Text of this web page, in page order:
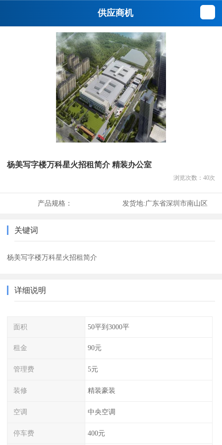
供应商机
杨美写字楼万科星火招租简介 精装办公室
浏览次数： 40次
产品规格： 发货地:广东省深圳市南山区
关键词
杨美写字楼万科星火招租简介
详细说明
面积 50平到3000平
租金 90元
管理费 5元
装修 精装豪装
空调 中央空调
停车费 400元